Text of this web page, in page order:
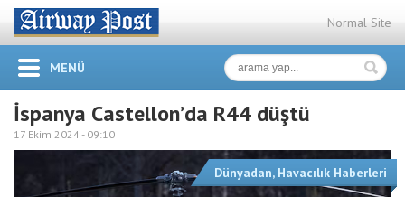
Normal Site
MENÜ
İspanya Castellon’da R44 düştü
17 Ekim 2024 - 09:10
Dünyadan, Havacılık Haberleri